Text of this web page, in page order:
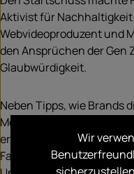
Aktivist für Nachhaltigkeit
Webvideoproduzent und
den Ansprüchen der Gen
Glaubwürdigkeit.
Neben Tipps, wie Brands
Media mit etwa kurzem
erreichen können,
Fails. Außerdem verriet
Wir